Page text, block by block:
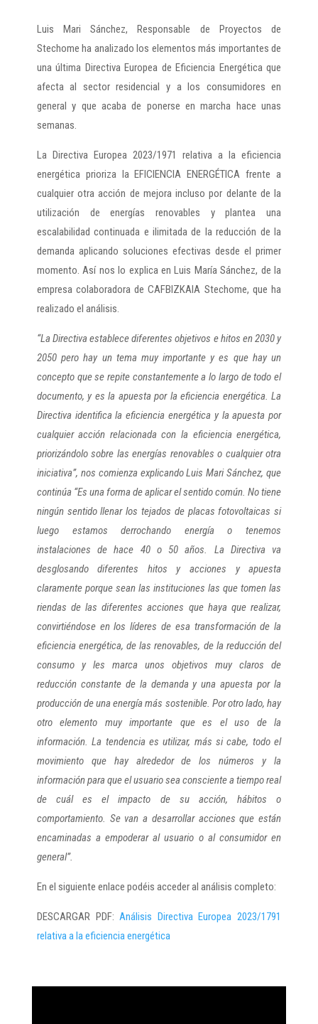
Luis Mari Sánchez, Responsable de Proyectos de
Stechome ha analizado los elementos más importantes de
una última Directiva Europea de Eficiencia Energética que
afecta al sector residencial y a los consumidores en
general y que acaba de ponerse en marcha hace unas
semanas.
La Directiva Europea 2023/1971 relativa a la eficiencia
energética prioriza la EFICIENCIA ENERGÉTICA frente a
cualquier otra acción de mejora incluso por delante de la
utilización de energías renovables y plantea una
escalabilidad continuada e ilimitada de la reducción de la
demanda aplicando soluciones efectivas desde el primer
momento. Así nos lo explica en Luis María Sánchez, de la
empresa colaboradora de CAFBIZKAIA Stechome, que ha
realizado el análisis.
“La Directiva establece diferentes objetivos e hitos en 2030 y
2050 pero hay un tema muy importante y es que hay un
concepto que se repite constantemente a lo largo de todo el
documento, y es la apuesta por la eficiencia energética. La
Directiva identifica la eficiencia energética y la apuesta por
cualquier acción relacionada con la eficiencia energética,
priorizándolo sobre las energías renovables o cualquier otra
iniciativa”, nos comienza explicando Luis Mari Sánchez, que
continúa “Es una forma de aplicar el sentido común. No tiene
ningún sentido llenar los tejados de placas fotovoltaicas si
luego estamos derrochando energía o tenemos
instalaciones de hace 40 o 50 años. La Directiva va
desglosando diferentes hitos y acciones y apuesta
claramente porque sean las instituciones las que tomen las
riendas de las diferentes acciones que haya que realizar,
convirtiéndose en los líderes de esa transformación de la
eficiencia energética, de las renovables, de la reducción del
consumo y les marca unos objetivos muy claros de
reducción constante de la demanda y una apuesta por la
producción de una energía más sostenible. Por otro lado, hay
otro elemento muy importante que es el uso de la
información. La tendencia es utilizar, más si cabe, todo el
movimiento que hay alrededor de los números y la
información para que el usuario sea consciente a tiempo real
de cuál es el impacto de su acción, hábitos o
comportamiento. Se van a desarrollar acciones que están
encaminadas a empoderar al usuario o al consumidor en
general”.
En el siguiente enlace podéis acceder al análisis completo:
DESCARGAR PDF:Análisis Directiva Europea 2023/1791
relativa a la eficiencia energética